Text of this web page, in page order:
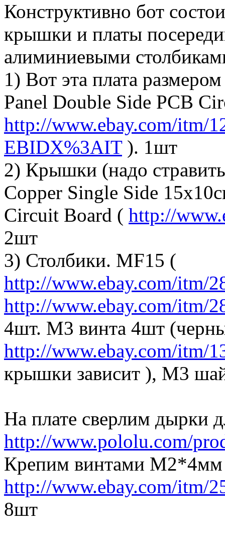
Конструктивно бот
крышки и платы
алиминиевыми
1) Вот эта плата
Panel Double Side PCB
http://www.ebay.com/itm/
EBIDX%3AIT). 1шт
2) Крышки (надо
Copper Single Side
Circuit Board ( http://
2шт
3) Столбики. MF15 (
http://www.ebay.com/itm/
http://www.ebay.com/itm/
4шт. M3 винта 4шт
http://www.ebay.com/itm/
крышки зависит ), M3
На плате сверлим дырки
http://www.pololu.com/
Крепим винтами
http://www.ebay.com/itm/
8шт